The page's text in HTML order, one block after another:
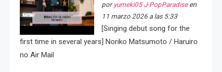
por yumeki05 J-PopParadiseen
11 marzo 2026 a las 5:33
[Singing debut song for the
first time in several years] Noriko Matsumoto / Haruiro
no Air Mail